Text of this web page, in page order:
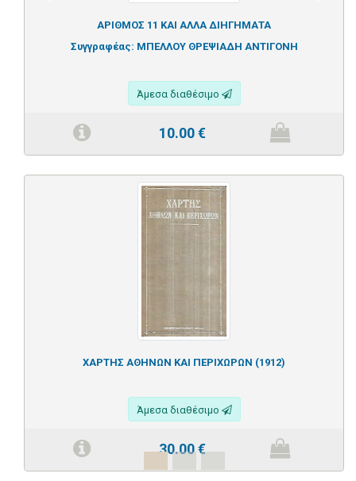
ΑΡΙΘΜΟΣ 11 ΚΑΙ ΑΛΛΑ ΔΙΗΓΗΜΑΤΑ
Συγγραφέας: ΜΠΕΛΛΟΥ ΘΡΕΨΙΑΔΗ ΑΝΤΙΓΟΝΗ
Άμεσα διαθέσιμο
10.00€
ΧΑΡΤΗΣ ΑΘΗΝΩΝ ΚΑΙ ΠΕΡΙΧΩΡΩΝ (1912)
Άμεσα διαθέσιμο
30.00€